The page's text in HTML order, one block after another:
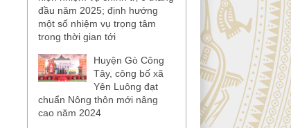
đầu năm 2025; định hướng
một số nhiệm vụ trọng tâm
trong thời gian tới
Huyện Gò Công
Tây, công bố xã
Yên Luông đạt
chuẩn Nông thôn mới nâng
cao năm 2024